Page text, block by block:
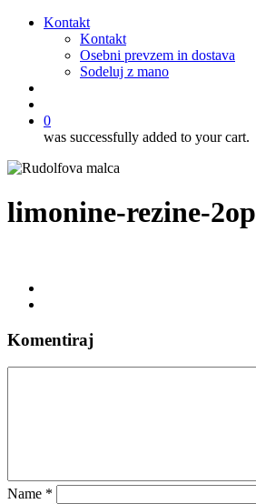
Kontakt
Kontakt
Osebni prevzem in dostava
Sodeluj z mano
0
was successfully added to your cart.
limonine-rezine-2op
Komentiraj
Name *